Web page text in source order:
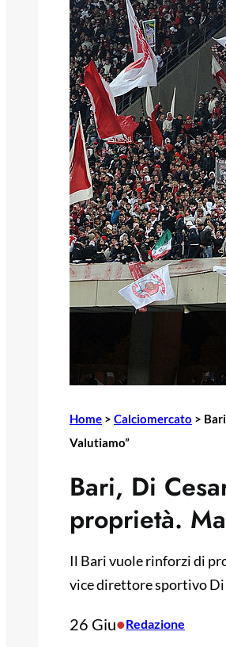
Home > Calciomercato >
Valutiamo”
Bari, Di
proprietà.
Il Bari vuole rinforzi di
vice direttore sportivo Di
26 Giu•Redazione